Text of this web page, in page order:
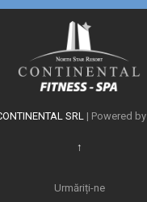
SRL | Powered by
↑
Urmăriți-ne